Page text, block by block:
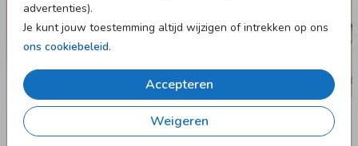
advertenties).
Je kunt jouw toestemming altijd wijzigen of intrekken op ons
ons cookiebeleid.
Accepteren
Weigeren